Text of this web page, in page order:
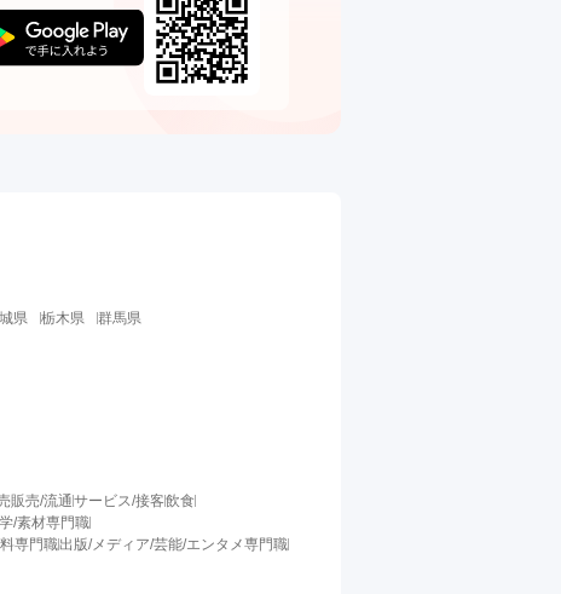
県 栃木県 群馬県
販売/流通サービス/接客飲食
/素材専門職
専門職出版/メディア/芸能/エンタメ専門職